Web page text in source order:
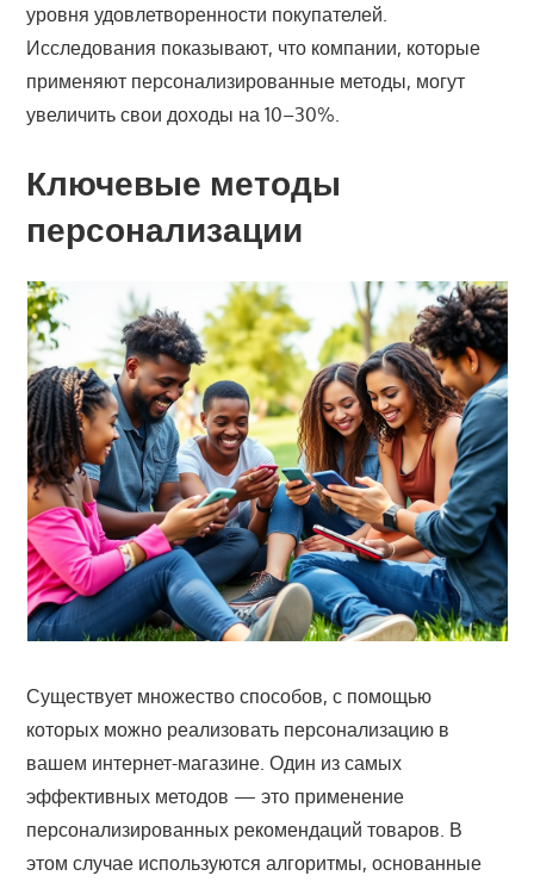
уровня удовлетворенности покупателей.
Исследования показывают, что компании, которые
применяют персонализированные методы, могут
увеличить свои доходы на 10–30%.
Ключевые методы
персонализации
Существует множество способов, с помощью
которых можно реализовать персонализацию в
вашем интернет-магазине. Один из самых
эффективных методов — это применение
персонализированных рекомендаций товаров. В
этом случае используются алгоритмы, основанные